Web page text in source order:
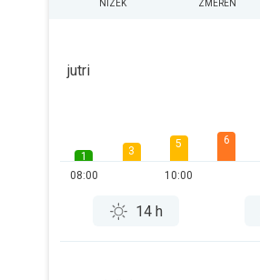
NIZEK ZMEREN
jutri
1
08:00
3
5
10:00
6
14 h